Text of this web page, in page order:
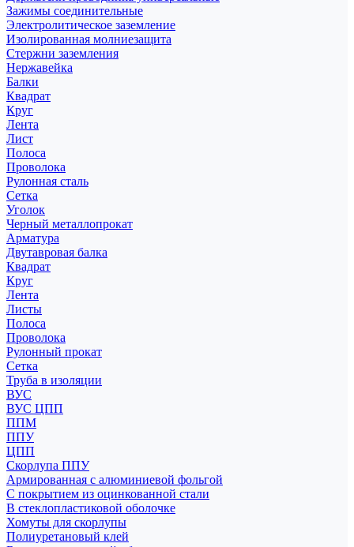
Зажимы соединительные
Электролитическое заземление
Изолированная молниезащита
Стержни заземления
Нержавейка
Балки
Квадрат
Круг
Лента
Лист
Полоса
Проволока
Рулонная сталь
Сетка
Уголок
Черный металлопрокат
Арматура
Двутавровая балка
Квадрат
Круг
Лента
Листы
Полоса
Проволока
Рулонный прокат
Сетка
Труба в изоляции
ВУС
ВУС ЦПП
ППМ
ППУ
ЦПП
Скорлупа ППУ
Армированная с алюминиевой фольгой
С покрытием из оцинкованной стали
В стеклопластиковой оболочке
Хомуты для скорлупы
Полиуретановый клей